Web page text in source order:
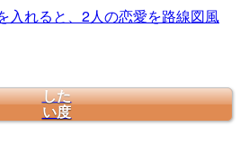
入れると、2人の恋愛を路線図風
した
い度